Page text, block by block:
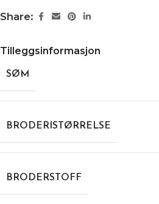
Share:
Tilleggsinformasjon
SØM
BRODERISTØRRELSE
BRODERSTOFF